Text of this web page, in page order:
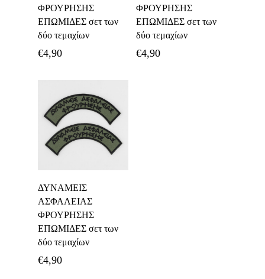
ΦΡΟΥΡΗΣΗΣ
ΕΠΩΜΙΔΕΣ σετ των
δύο τεμαχίων
€4,90
ΦΡΟΥΡΗΣΗΣ
ΕΠΩΜΙΔΕΣ σετ των
δύο τεμαχίων
€4,90
Περισσότερα
ΔΥΝΑΜΕΙΣ
ΑΣΦΑΛΕΙΑΣ
ΦΡΟΥΡΗΣΗΣ
ΕΠΩΜΙΔΕΣ σετ των
δύο τεμαχίων
€4,90